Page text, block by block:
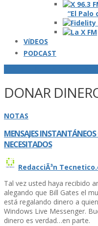
“El Palo
VíDEOS
PODCAST
DONAR
NOTAS
MENSAJES
NECESITADOS
RedacciÃ³n
Tal vez usted haya recibido
alegando que Bill Gates el
está regalando dinero a
Windows Live Messenger.
dinero es verdad…en parte.